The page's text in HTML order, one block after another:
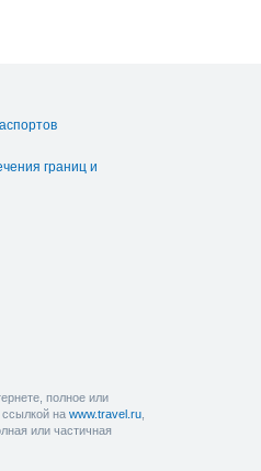
границ и
полное или
ссылкой на www.travel.ru
или частичная